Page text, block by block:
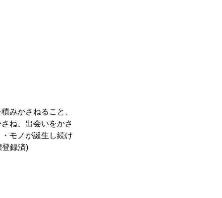
みかさねること、
ね、出会いをかさ
モノが誕生し続け
録済)